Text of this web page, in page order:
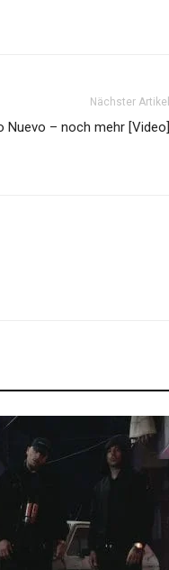
Nächster Artikel
Nuevo – noch mehr [Video]